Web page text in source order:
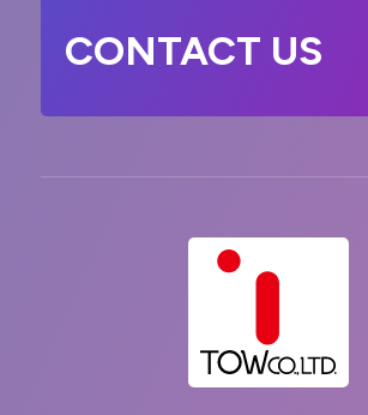
CONTACT US